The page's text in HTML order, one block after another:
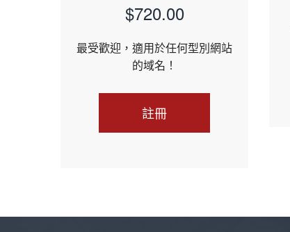
$720.00
最受歡迎，適用於任何型別網站
的域名！
註冊